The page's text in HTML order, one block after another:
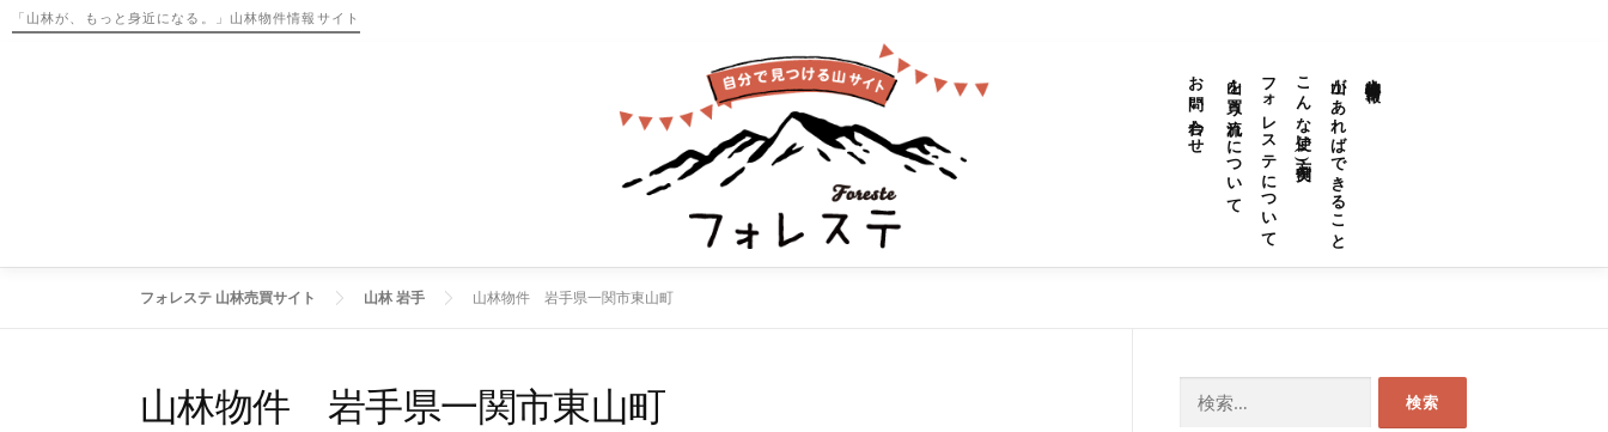
ン
「山林が、もっと身近になる。」山林物件情報サイト
山があればできること
こんな使い方(実例)
フォレステについて
山を買う流れについて
お問い合わせ
フォレステ 山林売買サイト 山林 岩手 山林物件 岩手県一関市東山町
山林物件 岩手県一関市東山町